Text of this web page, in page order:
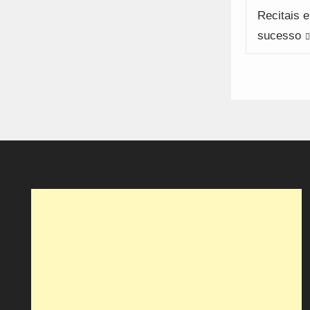
artigos
Recitais
sucesso